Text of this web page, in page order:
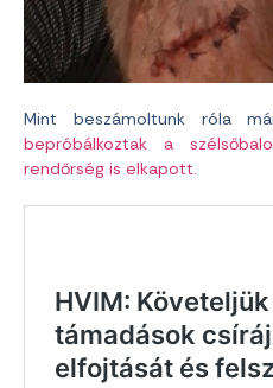
Mint beszámoltunk róla
bepróbálkoztak a
rendőrség is elkapott.